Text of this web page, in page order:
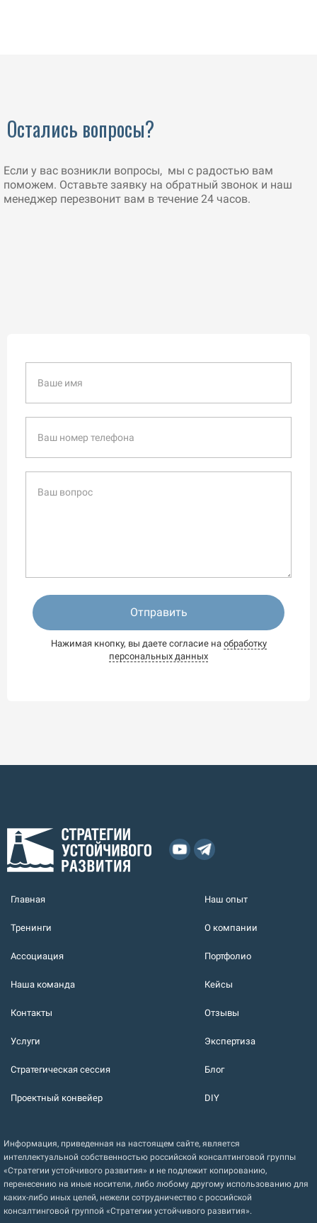
Остались вопросы?
Если у вас возникли вопросы, мы с радостью вам
поможем. Оставьте заявку на обратный звонок и наш
менеджер перезвонит вам в течение 24 часов.
Отправить
Нажимая кнопку, вы даете согласие на обработку
персональных данных
Главная
Тренинги
Ассоциация
Наша команда
Контакты
Услуги
Стратегическая сессия
Проектный конвейер
Наш опыт
О компании
Портфолио
Кейсы
Отзывы
Экспертиза
Блог
DIY
Информация, приведенная на настоящем сайте, является
интеллектуальной собственностью российской консалтинговой группы
«Стратегии устойчивого развития» и не подлежит копированию,
перенесению на иные носители, либо любому другому использованию для
каких-либо иных целей, нежели сотрудничество с российской
консалтинговой группой «Стратегии устойчивого развития».